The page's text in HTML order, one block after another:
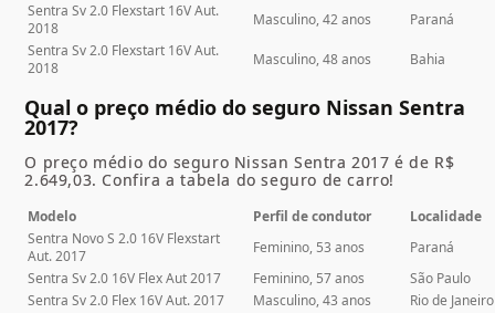
Sentra Sv 2.0 Flexstart 16V Aut.
2018
Masculino, 42 anos
Paraná
Sentra Sv 2.0 Flexstart 16V Aut.
2018
Masculino, 48 anos Bahia
Qual o preço médio do seguro Nissan Sentra
2017?
O preço médio do seguro Nissan Sentra 2017 é de R$
2.649,03. Confira a tabela do seguro de carro!
Modelo Perfil de condutor
Localidade
Sentra Novo S 2.0 16V Flexstart
Aut. 2017
Feminino, 53 anos
Paraná
Sentra Sv 2.0 16V Flex Aut 2017
Feminino, 57 anos
São Paulo
Sentra Sv 2.0 Flex 16V Aut. 2017
Masculino, 43 anos Rio de Janeiro